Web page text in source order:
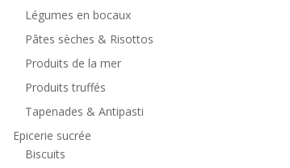
Légumes en bocaux
Pâtes sèches & Risottos
Produits de la mer
Produits truffés
Tapenades & Antipasti
Epicerie sucrée
Biscuits